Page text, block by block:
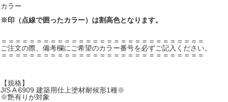
カラー
※印（点線で囲ったカラー）は割高色となります。
＝＝＝＝＝＝＝＝＝＝＝＝＝＝＝＝＝＝＝＝＝＝＝＝＝＝＝＝＝
ご注文の際、備考欄にご希望のカラー番号を必ずご記入ください。
＝＝＝＝＝＝＝＝＝＝＝＝＝＝＝＝＝＝＝＝＝＝＝＝＝＝＝＝＝
【規格】
JIS A 6909 建築用仕上塗材耐候形1種※
※艶有りが対象